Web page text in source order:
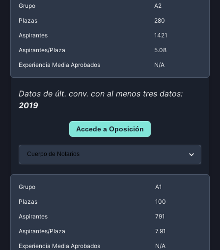
Grupo
A2
Plazas
280
Aspirantes
1421
Aspirantes/Plaza
5.08
Experiencia Media Aprobados
N/A
Datos de últ. conv. con al menos tres datos:
2019
Accede a Oposición
Grupo
A1
Plazas
100
Aspirantes
791
Aspirantes/Plaza
7.91
Experiencia Media Aprobados
N/A